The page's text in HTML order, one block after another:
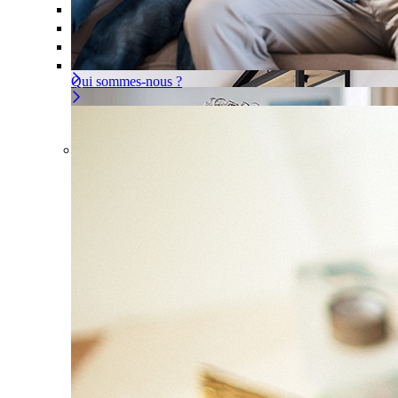
Offre À la carte Gérer ou déléguer votre sécurité, à vous
Pour un appartement Une installation adaptée à votre
Les problèmes couverts
Qui sommes-nous ?